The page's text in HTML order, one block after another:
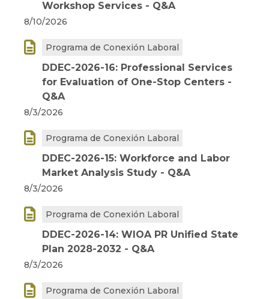
Workshop Services - Q&A
8/10/2026
 Programa de Conexión Laboral
DDEC-2026-16: Professional Services
for Evaluation of One-Stop Centers -
Q&A
8/3/2026
 Programa de Conexión Laboral
DDEC-2026-15: Workforce and Labor
Market Analysis Study - Q&A
8/3/2026
 Programa de Conexión Laboral
DDEC-2026-14: WIOA PR Unified State
Plan 2028-2032 - Q&A
8/3/2026
 Programa de Conexión Laboral